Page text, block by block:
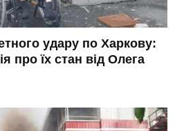
удару по Харкову:
про їх стан від Олега